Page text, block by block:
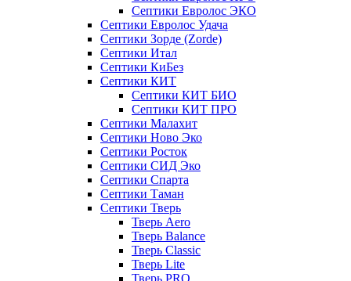
Септики Евролос ЭКО
Септики Евролос Удача
Септики Зорде (Zorde)
Септики Итал
Септики КиБез
Септики КИТ
Септики КИТ БИО
Септики КИТ ПРО
Септики Малахит
Септики Ново Эко
Септики Росток
Септики СИД Эко
Септики Спарта
Септики Таман
Септики Тверь
Тверь Aero
Тверь Balance
Тверь Classic
Тверь Lite
Тверь PRO